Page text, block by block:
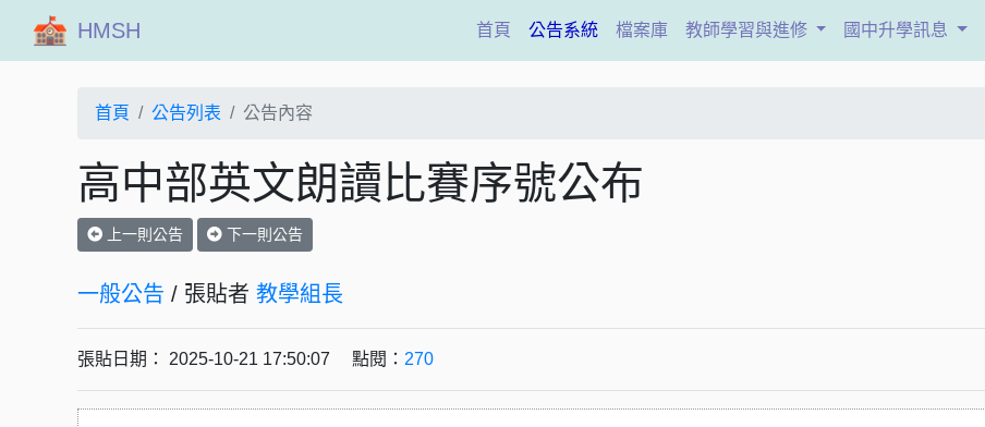
HMSH 首頁(current)
公告系統 檔案庫 教師學習與進修 國中升學訊息
首頁 公告列表 公告內容
高中部英文朗讀比賽序號公布
上一則公告 下一則公告
一般公告 / 張貼者 教學組長
張貼日期： 2025-10-21 17:50:07 點閱： 270